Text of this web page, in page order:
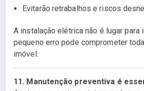
Evitarão retrabalhos e riscos
A instalação elétrica não é lugar para
pequeno erro pode comprometer
imóvel.
11. Manutenção preventiva é